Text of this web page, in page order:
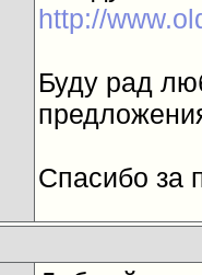
http://
Буду рад
Спасибо за